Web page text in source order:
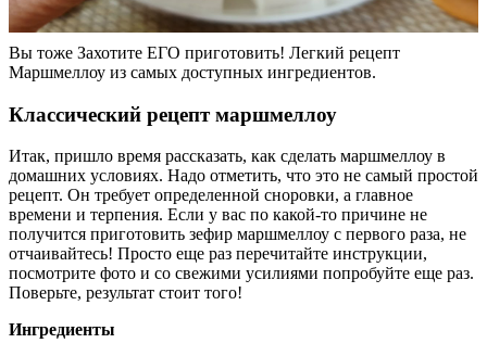
Вы тоже Захотите ЕГО приготовить! Легкий рецепт
Маршмеллоу из самых доступных ингредиентов.
Классический рецепт маршмеллоу
Итак, пришло время рассказать, как сделать маршмеллоу в
домашних условиях. Надо отметить, что это не самый простой
рецепт. Он требует определенной сноровки, а главное
времени и терпения. Если у вас по какой-то причине не
получится приготовить зефир маршмеллоу с первого раза, не
отчаивайтесь! Просто еще раз перечитайте инструкции,
посмотрите фото и со свежими усилиями попробуйте еще раз.
Поверьте, результат стоит того!
Ингредиенты